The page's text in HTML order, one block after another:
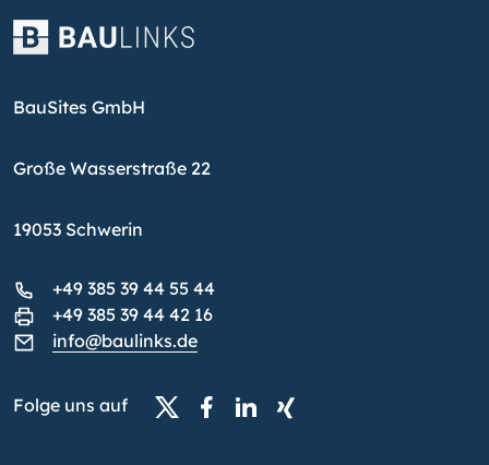
BauSites GmbH
Große Wasserstraße 22
19053 Schwerin
+49 385 39 44 55 44
+49 385 39 44 42 16
info@baulinks.de
Folge uns auf